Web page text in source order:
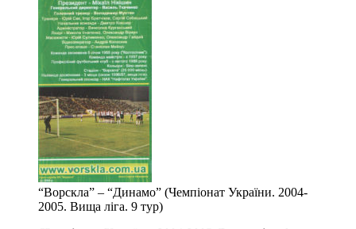
“Ворскла” – “Динамо” (Чемпіонат України. 2004-
2005. Вища ліга. 9 тур)